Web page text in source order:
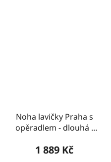
Noha lavičky Praha s
opěradlem - dlouhá -
1 889 Kč